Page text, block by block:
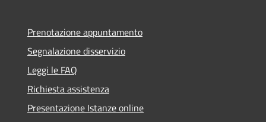
Prenotazione appuntamento
Segnalazione disservizio
Leggi le FAQ
Richiesta assistenza
Presentazione Istanze online